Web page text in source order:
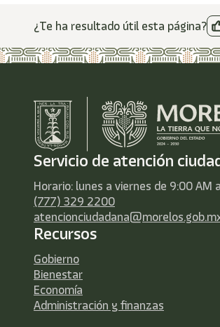
¿Te ha resultado útil esta página?
Servicio de atención
Horario: lunes a viernes de 9:00 AM
(777) 329 2200
Recursos
Gobierno
Bienestar
Economía
Administración y finanzas